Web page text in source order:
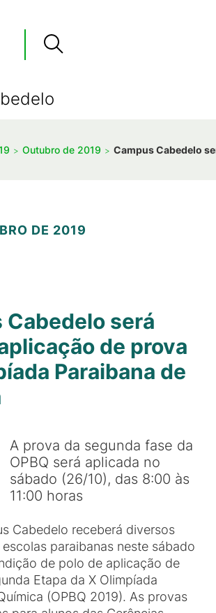
Outubro de 2019 Campus Cabedelo
DE 2019
Cabedelo será
de prova
Paraibana de
A prova da segunda fase da
OPBQ será aplicada no
sábado (26/10), das 8:00 às
11:00 horas
Cabedelo receberá diversos
paraibanas neste sábado
de polo de aplicação de
Etapa da X Olimpíada
(OPBQ 2019). As provas